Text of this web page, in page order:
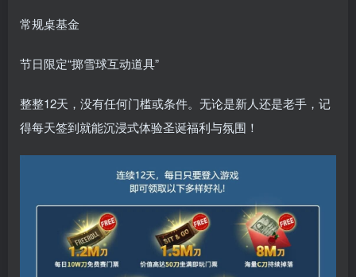
常规桌基金
节日限定“掷雪球互动道具”
整整12天，没有任何门槛或条件。无论是新人还是老手，记
得每天签到就能沉浸式体验圣诞福利与氛围！